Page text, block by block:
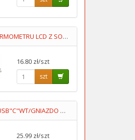
MODUŁ TERMOMETRU LCD Z SONDĄ -50ST+100ST PRZEWÓD 5M
16.80 zł/szt
szt
ADAPTER USB"C"WT/GNIAZDO GN3.5 0.15M
25.99 zł/szt